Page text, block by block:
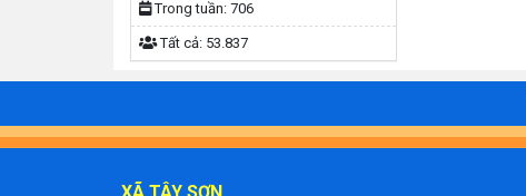
Trong tuần: 706
Tất cả: 53.837